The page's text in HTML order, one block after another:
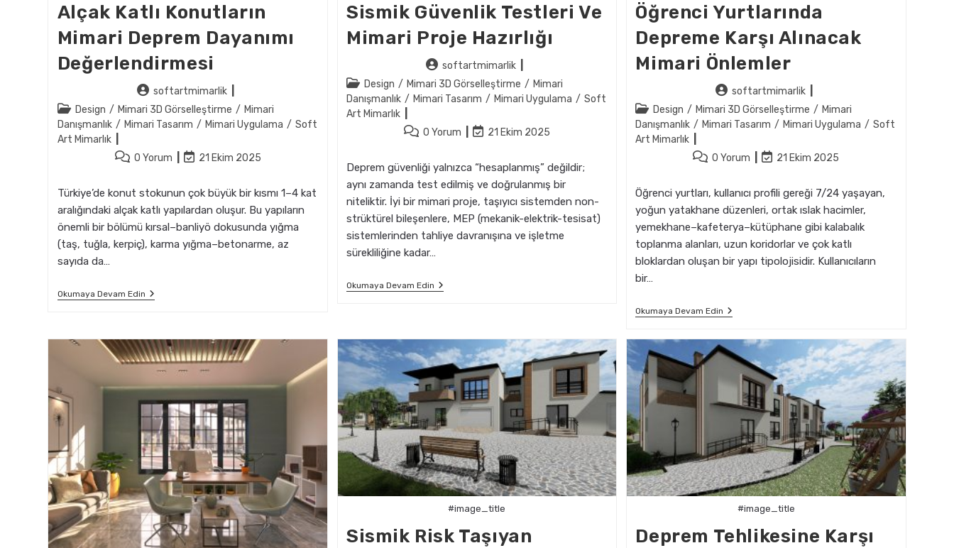
Alçak Katlı Konutların
Mimari Deprem Dayanımı
Değerlendirmesi
Post
author:
softartmimarlik
Post
category:
Design / Mimari 3D Görselleştirme / Mimari
Danışmanlık / Mimari Tasarım / Mimari Uygulama / Soft
Art Mimarlık
Post0 Yorum
Post
modified:
21 Ekim 2025
Türkiye’de konut stokunun çok büyük bir kısmı 1–4 kat
aralığındaki alçak katlı yapılardan oluşur. Bu yapıların
önemli bir bölümü kırsal–banliyö dokusunda yığma
(taş, tuğla, kerpiç), karma yığma–betonarme, az
sayıda da…
Okumaya Devam EdinAlçak
Deprem
Dayanımı
Değerlendirmesi
Sismik Güvenlik Testleri Ve
Mimari Proje Hazırlığı
Post
author:
softartmimarlik
Post
category:
Design / Mimari 3D Görselleştirme / Mimari
Danışmanlık / Mimari Tasarım / Mimari Uygulama / Soft
Art Mimarlık
Post0 Yorum
Post
modified:
21 Ekim 2025
Deprem güvenliği yalnızca “hesaplanmış” değildir;
aynı zamanda test edilmiş ve doğrulanmış bir
niteliktir. İyi bir mimari proje, taşıyıcı sistemden non-
strüktürel bileşenlere, MEP (mekanik-elektrik-tesisat)
sistemlerinden tahliye davranışına ve işletme
sürekliliğine kadar…
Okumaya Devam Edin Sismik
Proje
Hazırlığı
Öğrenci Yurtlarında
Depreme Karşı Alınacak
Mimari Önlemler
Post
author:
softartmimarlik
Post
category:
Design / Mimari 3D Görselleştirme / Mimari
Danışmanlık / Mimari Tasarım / Mimari Uygulama / Soft
Art Mimarlık
Post0 Yorum
Post
modified:
21 Ekim 2025
Öğrenci yurtları, kullanıcı profili gereği 7/24 yaşayan,
yoğun yatakhane düzenleri, ortak ıslak hacimler,
yemekhane–kafeterya–kütüphane gibi kalabalık
toplanma alanları, uzun koridorlar ve çok katlı
bloklardan oluşan bir yapı tipolojisidir. Kullanıcıların
bir…
Okumaya Devam Edin Öğrenci
Karşı
Alınacak
Mimari
Önlemler
#image_title
Sismik Risk Taşıyan
#image_title
Deprem Tehlikesine Karşı